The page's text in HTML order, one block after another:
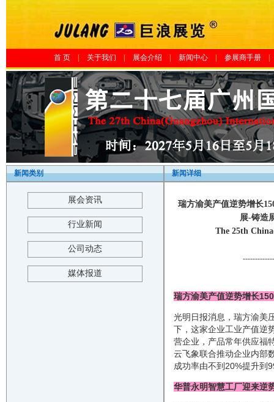
首 页 关于我们 展会介绍 新闻中心 参展商手册|
新闻类别
展会资讯
行业新闻
公司动态
媒体报道
新闻详细
瑞方渝美产值逆势增长
展-铸造
The 25th
瑞方渝美产值逆势增长
光明日报消息，瑞方渝美
下，这家企业工业产值逆
营企业，产品常年供应福
云飞象联合推动企业内部
成功率由不到20%提升到
华普永明智慧工厂迎来逆